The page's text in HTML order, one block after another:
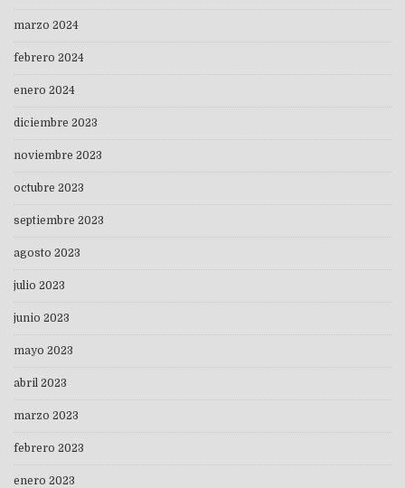
marzo 2024
febrero 2024
enero 2024
diciembre 2023
noviembre 2023
octubre 2023
septiembre 2023
agosto 2023
julio 2023
junio 2023
mayo 2023
abril 2023
marzo 2023
febrero 2023
enero 2023